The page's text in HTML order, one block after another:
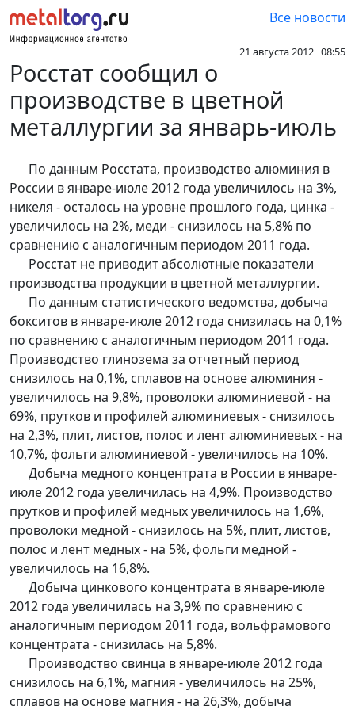
Все новости
21 августа 2012 08:55
Росстат сообщил о
производстве в цветной
металлургии за январь-июль
По данным Росстата, производство алюминия в
России в январе-июле 2012 года увеличилось на 3%,
никеля - осталось на уровне прошлого года, цинка -
увеличилось на 2%, меди - снизилось на 5,8% по
сравнению с аналогичным периодом 2011 года.
Росстат не приводит абсолютные показатели
производства продукции в цветной металлургии.
По данным статистического ведомства, добыча
бокситов в январе-июле 2012 года снизилась на 0,1%
по сравнению с аналогичным периодом 2011 года.
Производство глинозема за отчетный период
снизилось на 0,1%, сплавов на основе алюминия -
увеличилось на 9,8%, проволоки алюминиевой - на
69%, прутков и профилей алюминиевых - снизилось
на 2,3%, плит, листов, полос и лент алюминиевых - на
10,7%, фольги алюминиевой - увеличилось на 10%.
Добыча медного концентрата в России в январе-
июле 2012 года увеличилась на 4,9%. Производство
прутков и профилей медных увеличилось на 1,6%,
проволоки медной - снизилось на 5%, плит, листов,
полос и лент медных - на 5%, фольги медной -
увеличилось на 16,8%.
Добыча цинкового концентрата в январе-июле
2012 года увеличилась на 3,9% по сравнению с
аналогичным периодом 2011 года, вольфрамового
концентрата - снизилась на 5,8%.
Производство свинца в январе-июле 2012 года
снизилось на 6,1%, магния - увеличилось на 25%,
сплавов на основе магния - на 26,3%, добыча